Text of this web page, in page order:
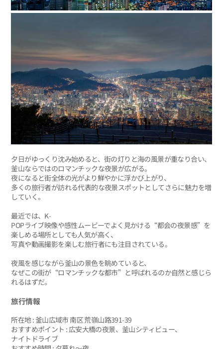
夕日がゆっくり沈み始めると、街の灯りと海の風景が重なり合い、
釜山ならではのロマンチックな夜景が広がる。
夜になると街全体の光がより鮮やかに浮かび上がり、
多くの旅行者が訪れる代表的な夜景スポットとしてさらに魅力を増
していく。
最近では、K-
POPライブ映像や感性ムービーでよく見かける“都会の夜景感”を
楽しめる場所としても人気が高く、
写真や動画撮影を楽しむ旅行者にも注目されている。
夜風を感じながら釜山の景色を眺めていると、
なぜこの街が“ロマンチックな都市”と呼ばれるのか自然と感じら
れるはずだ。
旅行情報
所在地 : 釜山広域市 南区 荒嶺山路391-39
おすすめポイント : 広安大橋の夜景、釜山シティビュー、
ナイトドライブ